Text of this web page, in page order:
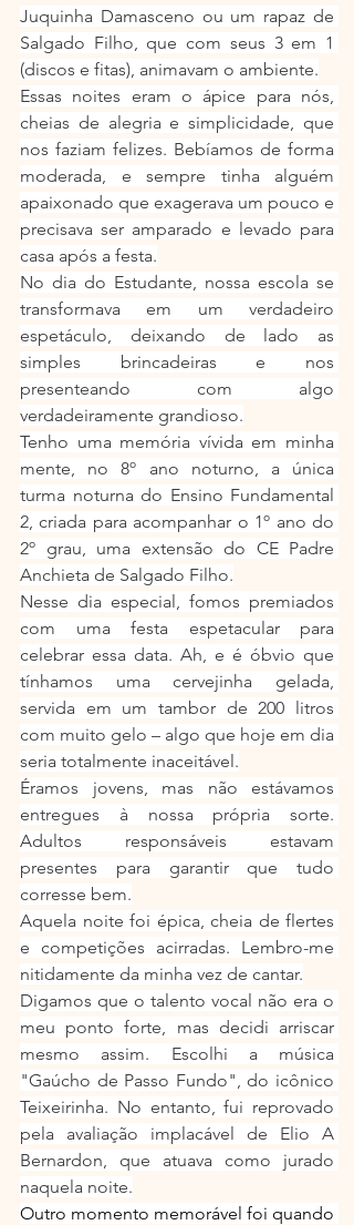
Juquinha Damasceno ou um rapaz de
Salgado Filho, que com seus 3 em 1
(discos e fitas), animavam o ambiente.
Essas noites eram o ápice para nós,
cheias de alegria e simplicidade, que
nos faziam felizes. Bebíamos de forma
moderada, e sempre tinha alguém
apaixonado que exagerava um pouco e
precisava ser amparado e levado para
casa após a festa.
No dia do Estudante, nossa escola se
transformava em um verdadeiro
espetáculo, deixando de lado as
simples brincadeiras e nos
presenteando com algo
verdadeiramente grandioso.
Tenho uma memória vívida em minha
mente, no 8º ano noturno, a única
turma noturna do Ensino Fundamental
2, criada para acompanhar o 1º ano do
2º grau, uma extensão do CE Padre
Anchieta de Salgado Filho.
Nesse dia especial, fomos premiados
com uma festa espetacular para
celebrar essa data. Ah, e é óbvio que
tínhamos uma cervejinha gelada,
servida em um tambor de 200 litros
com muito gelo – algo que hoje em dia
seria totalmente inaceitável.
Éramos jovens, mas não estávamos
entregues à nossa própria sorte.
Adultos responsáveis estavam
presentes para garantir que tudo
corresse bem.
Aquela noite foi épica, cheia de flertes
e competições acirradas. Lembro-me
nitidamente da minha vez de cantar.
Digamos que o talento vocal não era o
meu ponto forte, mas decidi arriscar
mesmo assim. Escolhi a música
"Gaúcho de Passo Fundo", do icônico
Teixeirinha. No entanto, fui reprovado
pela avaliação implacável de Elio A
Bernardon, que atuava como jurado
naquela noite.
Outro momento memorável foi quando